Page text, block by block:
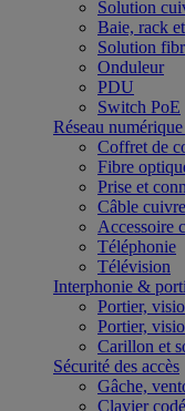
Solution
Baie, rack
Solution
Onduleur
PDU
Switch PoE
Réseau
Coffret de
Fibre
Prise et
Câble cuivre
Accessoire
Téléphonie
Télévision
Interphonie &
Portier,
Portier,
Carillon et
Sécurité des accès
Gâche,
Clavier codé